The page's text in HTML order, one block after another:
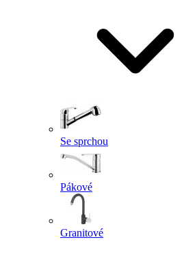
Se sprchou
Pákové
Granitové